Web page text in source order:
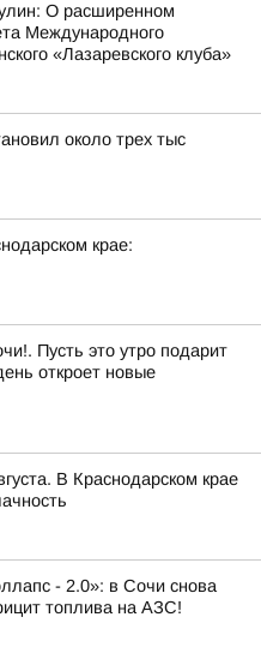
О расширенном
Международного
«Лазаревского клуба»
около трех тыс
крае:
Пусть это утро подарит
откроет новые
В Краснодарском крае
- 2.0»: в Сочи снова
топлива на АЗС!